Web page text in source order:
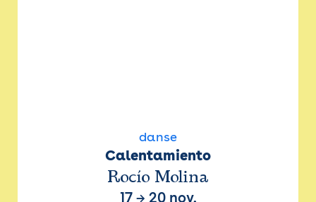
danse
Calentamiento
Rocío Molina
17→ 20 nov.